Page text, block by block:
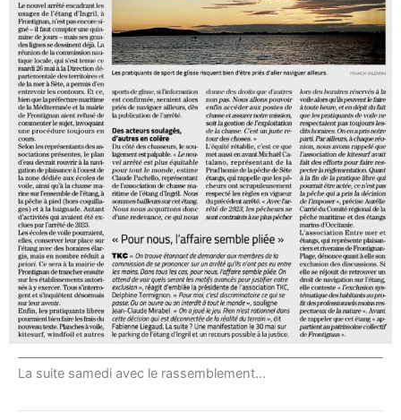
La suite samedi avec le rassemblement…